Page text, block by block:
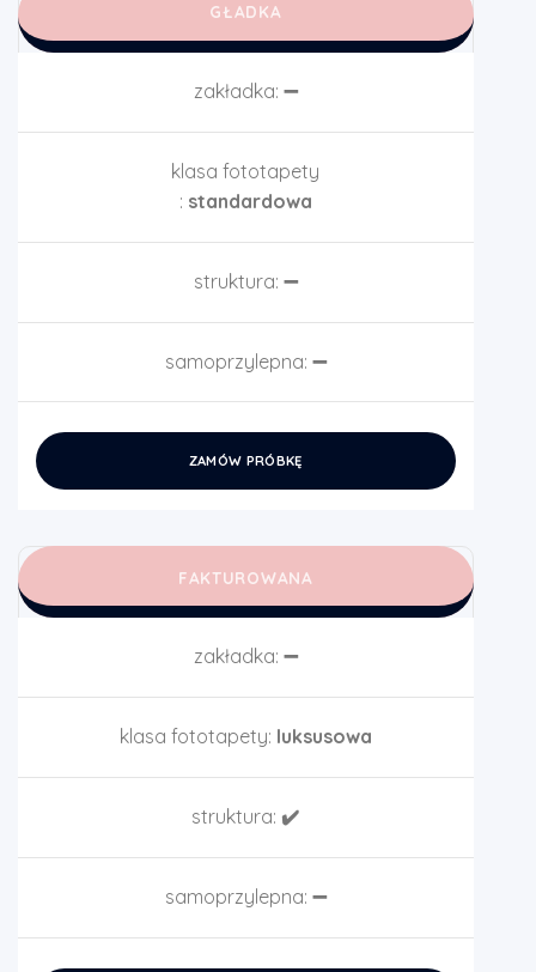
GŁADKA
zakładka: ➖
klasa fototapety
: standardowa
struktura: ➖
samoprzylepna: ➖
ZAMÓW PRÓBKĘ
FAKTUROWANA
zakładka: ➖
klasa fototapety: luksusowa
struktura: ✔️
samoprzylepna: ➖